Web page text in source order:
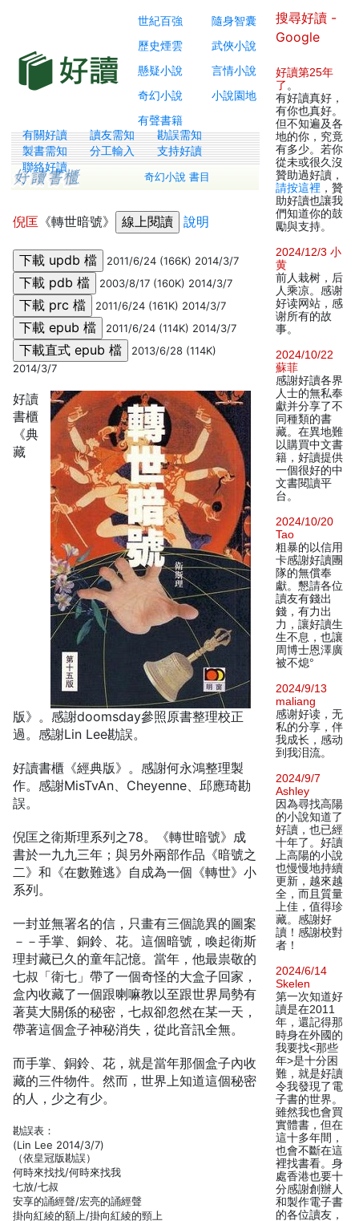
世紀百強
隨身智囊
歷史煙雲
武俠小說
懸疑小說
言情小說
奇幻小說
小說園地
有聲書籍
有關好讀 讀友需知
勘誤需知
製書需知
分工輸入
支持好讀
聯絡好讀
奇幻小說 書目
倪匡 《轉世暗號》 說明
2011/6/24 (166K) 2014/3/7
2003/8/17 (160K) 2014/3/7
2011/6/24 (161K) 2014/3/7
2011/6/24 (114K) 2014/3/7
2013/6/28 (114K)
2014/3/7
好讀
書櫃
《典
藏
版》。感謝doomsday參照原書整理校正
過。感謝Lin Lee勘誤。
好讀書櫃《經典版》。感謝何永鴻整理製
作。感謝MisTvAn、Cheyenne、邱應琦勘
誤。
倪匡之衛斯理系列之78。《轉世暗號》成
書於一九九三年；與另外兩部作品《暗號之
二》和《在數難逃》自成為一個《轉世》小
系列。
一封並無署名的信，只畫有三個詭異的圖案
－－手掌、銅鈴、花。這個暗號，喚起衛斯
理封藏已久的童年記憶。當年，他最祟敬的
七叔「衛七」帶了一個奇怪的大盒子回家，
盒內收藏了一個跟喇嘛教以至跟世界局勢有
著莫大關係的秘密，七叔卻忽然在某一天，
帶著這個盒子神秘消失，從此音訊全無。
而手掌、銅鈴、花，就是當年那個盒子內收
藏的三件物件。然而，世界上知道這個秘密
的人，少之有少。
勘誤表：
(Lin Lee 2014/3/7)
（依皇冠版勘誤）
何時來找找/何時來找我
七放/七叔
安享的誦經聲/宏亮的誦經聲
掛向紅綾的額上/掛向紅綾的頸上
搜尋好讀 -
Google
好讀第25年
了 。
有好讀真好，
有你也真好。
但不知遍及各
地的你，究竟
有多少。若你
從未或很久沒
贊助過好讀，
請按這裡 ，贊
助好讀也讓我
們知道你的鼓
勵與支持。
2024/12/3 小
黄
前人栽树，后
人乘凉。感谢
好读网站，感
谢所有的故
事。
2024/10/22
蘇菲
感謝好讀各界
人士的無私奉
獻并分享了不
同種類的書
藏。在異地難
以購買中文書
籍，好讀提供
一個很好的中
文書閱讀平
台。
2024/10/20
Tao
粗暴的以信用
卡感謝好讀團
隊的無償奉
獻。懇請各位
讀友有錢出
錢，有力出
力，讓好讀生
生不息，也讓
周博士恩澤廣
被不熄°
2024/9/13
maliang
感谢好读，无
私的分享，伴
我成长，感动
到我泪流。
2024/9/7
Ashley
因為尋找高陽
的小說知道了
好讀，也已經
十年了。好讀
上高陽的小說
也慢慢地持續
更新，越來越
全，而且質量
上佳，值得珍
藏。感謝好
讀！感謝校對
者！
2024/6/14
Skelen
第一次知道好
讀是在2011
年，還記得那
時身在外國的
我要找<那些
年>是十分困
難，就是好讀
令我發現了電
子書的世界。
雖然我也會買
實體書，但在
這十多年間，
也會不斷在這
裡找書看。身
處香港也要十
分感謝創辦人
和製作電子書
的各位讀友，